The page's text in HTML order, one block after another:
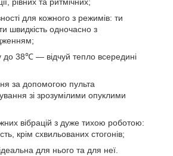
рівних та ритмічних;
для кожного з режимів: ти
швидкість одночасно з
до 38℃ — відчуй тепло всередині
за допомогою пульта
зі зрозумілими опуклими
вібрацій з дуже тихою роботою:
крім схвильованих стогонів;
для нього та для неї.